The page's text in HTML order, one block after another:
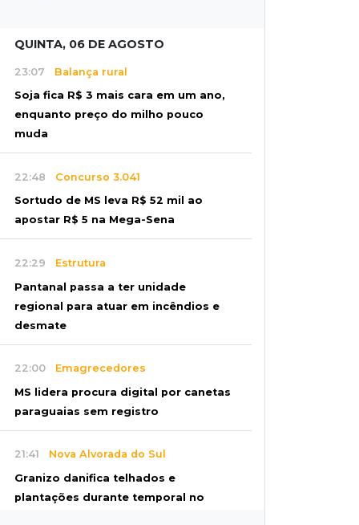
QUINTA, 06 DE AGOSTO
23:07 Balança rural
Soja fica R$ 3 mais cara em um ano,
enquanto preço do milho pouco
muda
22:48 Concurso 3.041
Sortudo de MS leva R$ 52 mil ao
apostar R$ 5 na Mega-Sena
22:29 Estrutura
Pantanal passa a ter unidade
regional para atuar em incêndios e
desmate
22:00 Emagrecedores
MS lidera procura digital por canetas
paraguaias sem registro
21:41 Nova Alvorada do Sul
Granizo danifica telhados e
plantações durante temporal no